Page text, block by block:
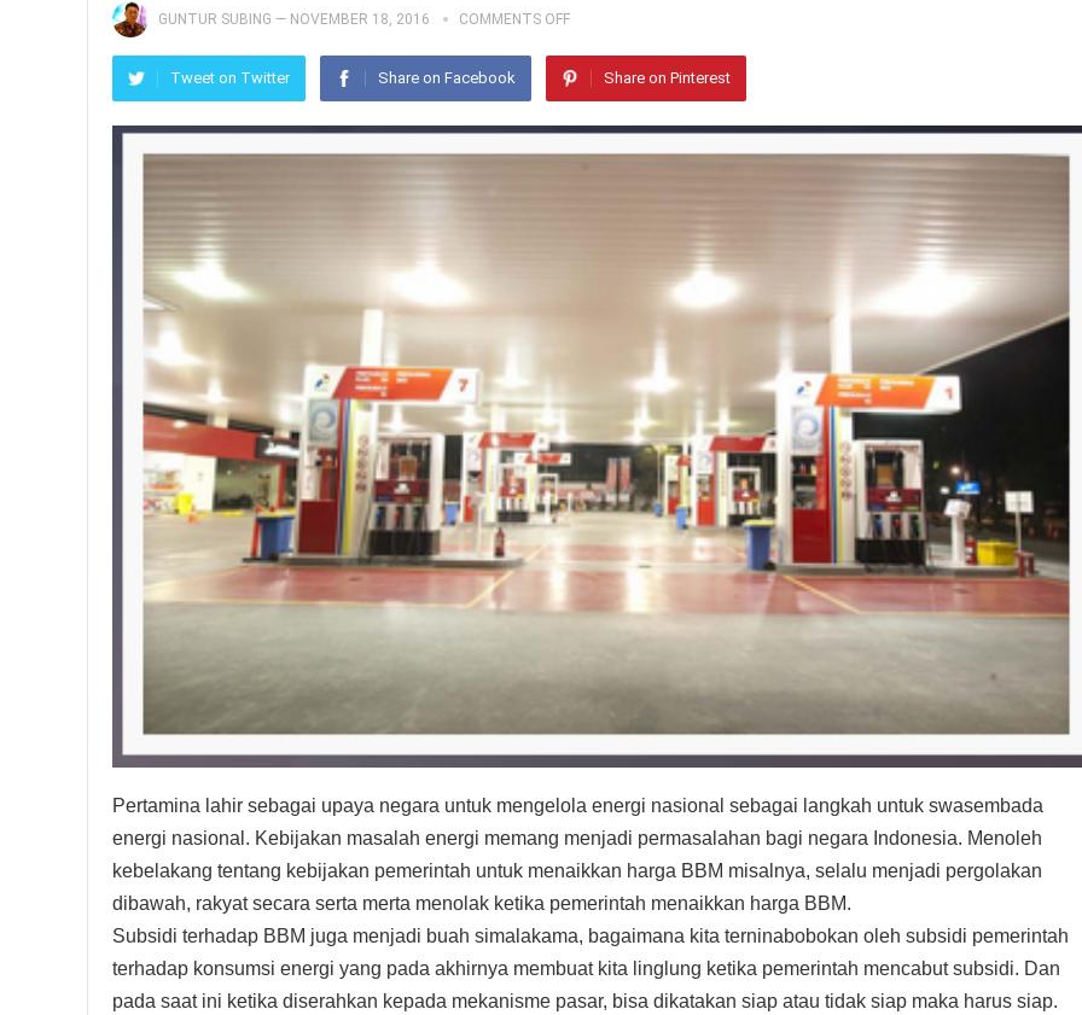
GUNTUR SUBING — NOVEMBER 18, 2016 COMMENTS OFF
Tweet on Twitter Share on Facebook Share on Pinterest
Pertamina lahir sebagai upaya negara untuk mengelola energi nasional sebagai langkah untuk swasembada
energi nasional. Kebijakan masalah energi memang menjadi permasalahan bagi negara Indonesia. Menoleh
kebelakang tentang kebijakan pemerintah untuk menaikkan harga BBM misalnya, selalu menjadi pergolakan
dibawah, rakyat secara serta merta menolak ketika pemerintah menaikkan harga BBM.
Subsidi terhadap BBM juga menjadi buah simalakama, bagaimana kita terninabobokan oleh subsidi pemerintah
terhadap konsumsi energi yang pada akhirnya membuat kita linglung ketika pemerintah mencabut subsidi. Dan
pada saat ini ketika diserahkan kepada mekanisme pasar, bisa dikatakan siap atau tidak siap maka harus siap.